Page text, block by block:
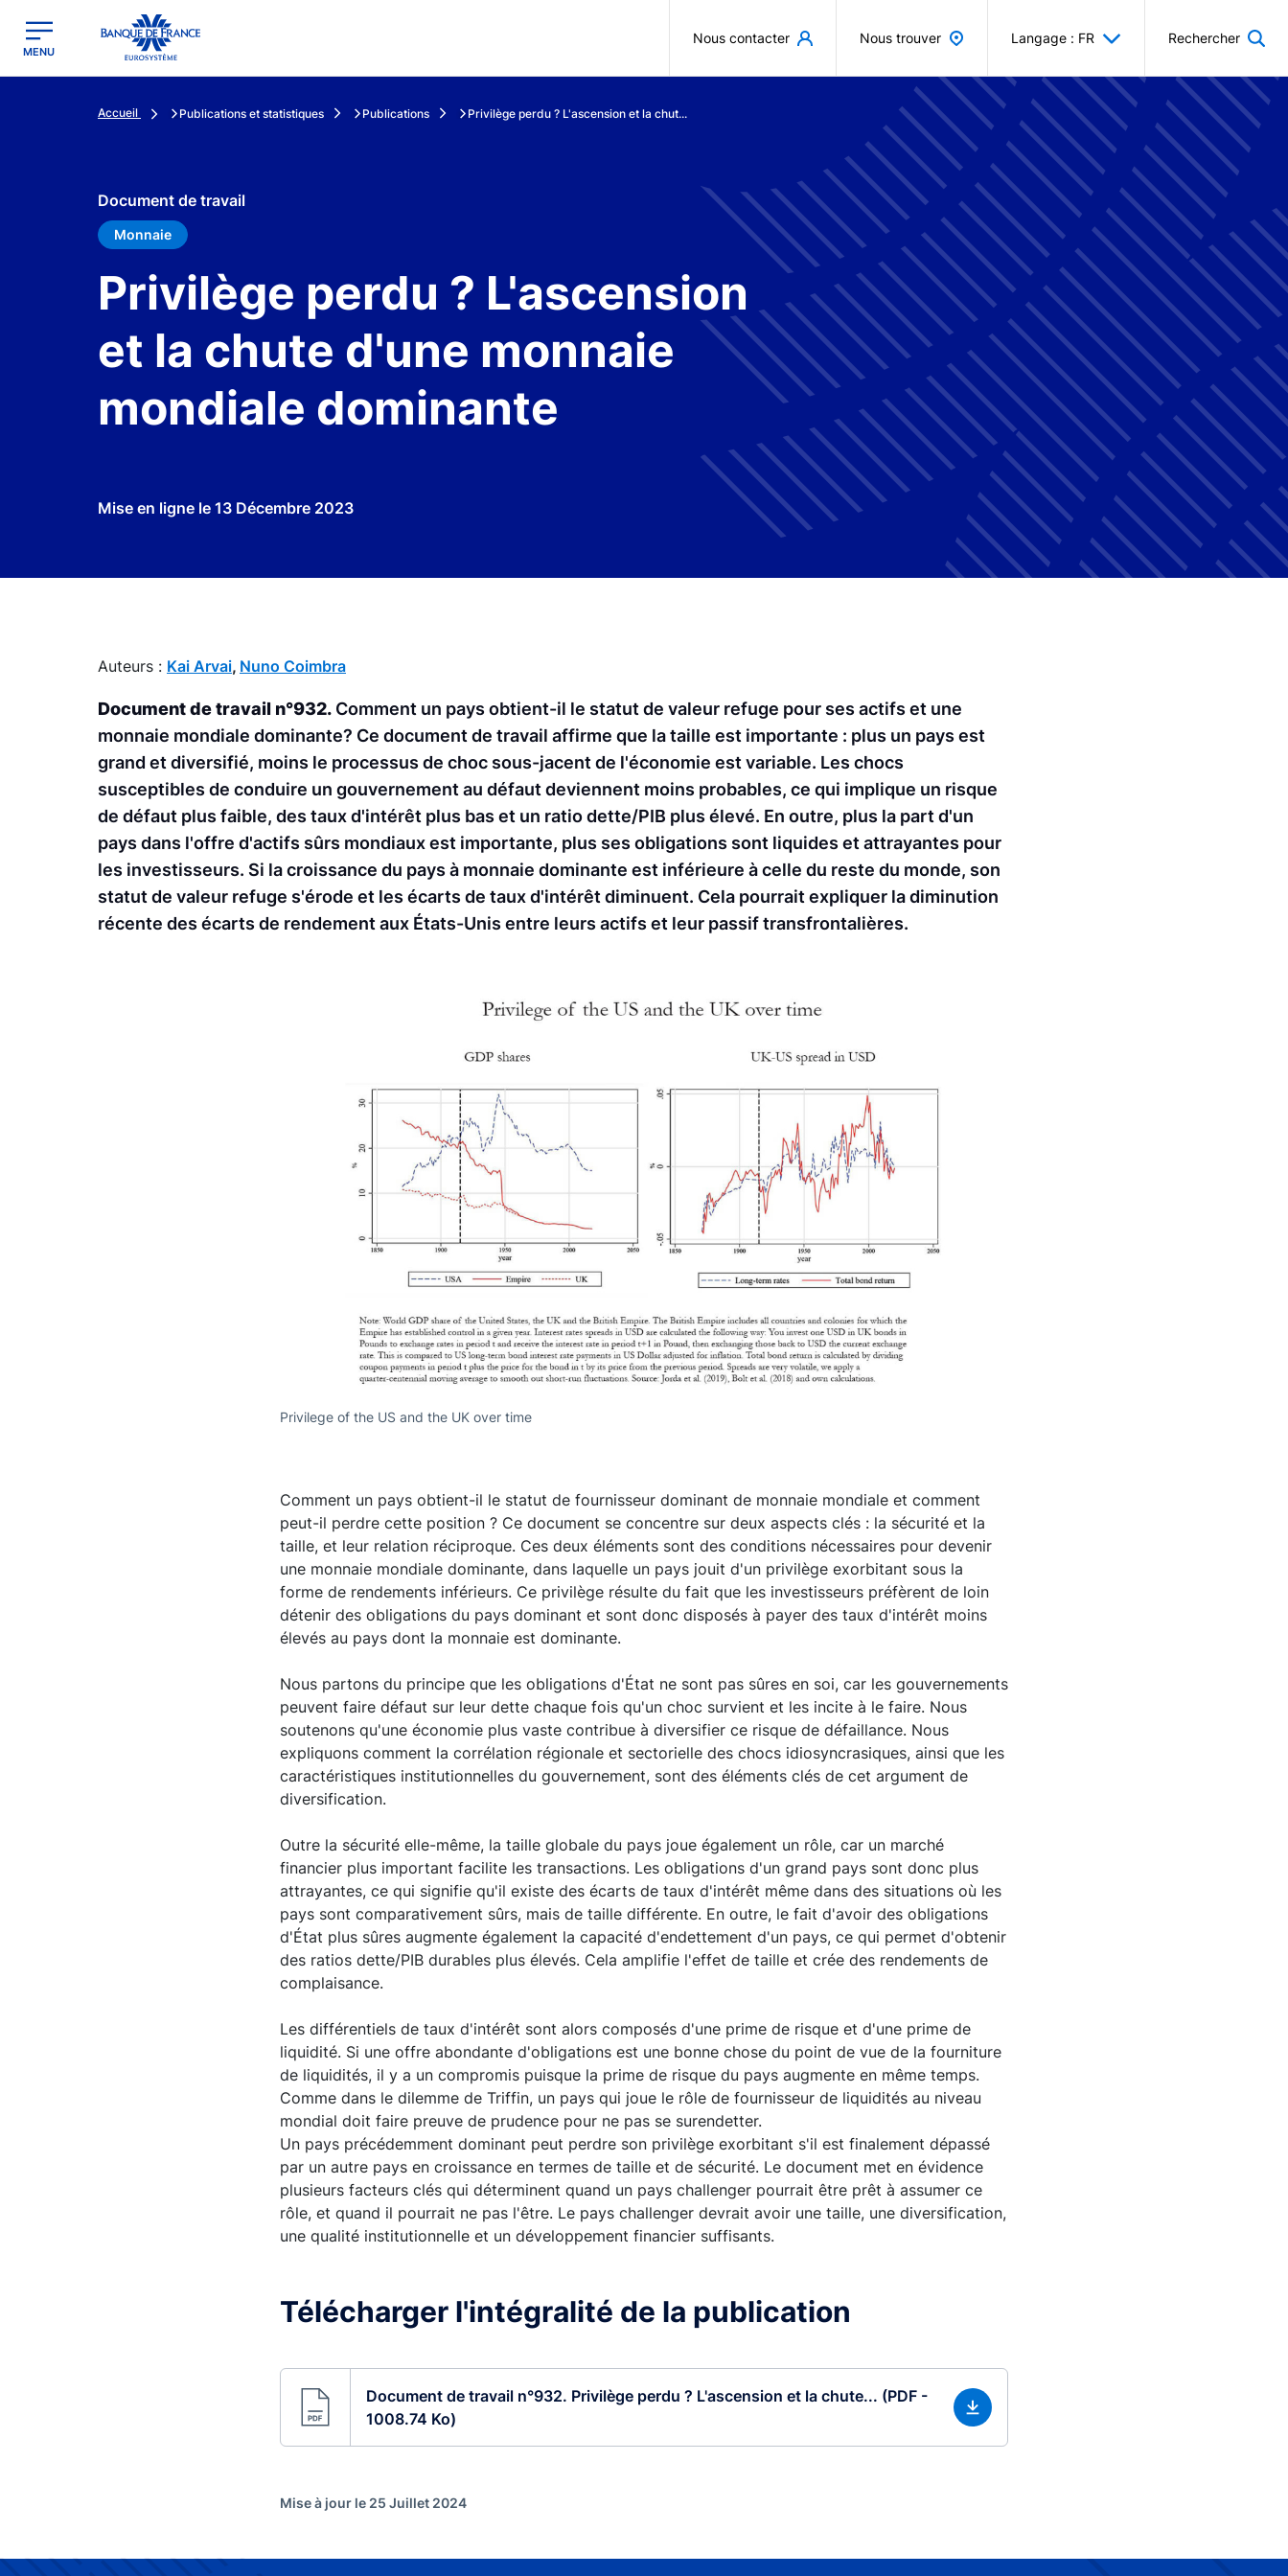
Banque de France - Menu Principal
MENU
Nous contacter Nous trouver Langage : FR Rechercher
Accueil Publications et statistiques Publications Privilège perdu ? L'ascension et la chut...
Document de travail
Monnaie
Privilège perdu ? L'ascension
et la chute d'une monnaie
mondiale dominante
Mise en ligne le 13 Décembre 2023
Auteurs : Kai Arvai, Nuno Coimbra
Document de travail n°932. Comment un pays obtient-il le statut de valeur refuge pour ses actifs et une
monnaie mondiale dominante? Ce document de travail affirme que la taille est importante : plus un pays est
grand et diversifié, moins le processus de choc sous-jacent de l'économie est variable. Les chocs
susceptibles de conduire un gouvernement au défaut deviennent moins probables, ce qui implique un risque
de défaut plus faible, des taux d'intérêt plus bas et un ratio dette/PIB plus élevé. En outre, plus la part d'un
pays dans l'offre d'actifs sûrs mondiaux est importante, plus ses obligations sont liquides et attrayantes pour
les investisseurs. Si la croissance du pays à monnaie dominante est inférieure à celle du reste du monde, son
statut de valeur refuge s'érode et les écarts de taux d'intérêt diminuent. Cela pourrait expliquer la diminution
récente des écarts de rendement aux États-Unis entre leurs actifs et leur passif transfrontalières.
Privilege of the US and the UK over time
Comment un pays obtient-il le statut de fournisseur dominant de monnaie mondiale et comment
peut-il perdre cette position ? Ce document se concentre sur deux aspects clés : la sécurité et la
taille, et leur relation réciproque. Ces deux éléments sont des conditions nécessaires pour devenir
une monnaie mondiale dominante, dans laquelle un pays jouit d'un privilège exorbitant sous la
forme de rendements inférieurs. Ce privilège résulte du fait que les investisseurs préfèrent de loin
détenir des obligations du pays dominant et sont donc disposés à payer des taux d'intérêt moins
élevés au pays dont la monnaie est dominante.
Nous partons du principe que les obligations d'État ne sont pas sûres en soi, car les gouvernements
peuvent faire défaut sur leur dette chaque fois qu'un choc survient et les incite à le faire. Nous
soutenons qu'une économie plus vaste contribue à diversifier ce risque de défaillance. Nous
expliquons comment la corrélation régionale et sectorielle des chocs idiosyncrasiques, ainsi que les
caractéristiques institutionnelles du gouvernement, sont des éléments clés de cet argument de
diversification.
Outre la sécurité elle-même, la taille globale du pays joue également un rôle, car un marché
financier plus important facilite les transactions. Les obligations d'un grand pays sont donc plus
attrayantes, ce qui signifie qu'il existe des écarts de taux d'intérêt même dans des situations où les
pays sont comparativement sûrs, mais de taille différente. En outre, le fait d'avoir des obligations
d'État plus sûres augmente également la capacité d'endettement d'un pays, ce qui permet d'obtenir
des ratios dette/PIB durables plus élevés. Cela amplifie l'effet de taille et crée des rendements de
complaisance.
Les différentiels de taux d'intérêt sont alors composés d'une prime de risque et d'une prime de
liquidité. Si une offre abondante d'obligations est une bonne chose du point de vue de la fourniture
de liquidités, il y a un compromis puisque la prime de risque du pays augmente en même temps.
Comme dans le dilemme de Triffin, un pays qui joue le rôle de fournisseur de liquidités au niveau
mondial doit faire preuve de prudence pour ne pas se surendetter.
Un pays précédemment dominant peut perdre son privilège exorbitant s'il est finalement dépassé
par un autre pays en croissance en termes de taille et de sécurité. Le document met en évidence
plusieurs facteurs clés qui déterminent quand un pays challenger pourrait être prêt à assumer ce
rôle, et quand il pourrait ne pas l'être. Le pays challenger devrait avoir une taille, une diversification,
une qualité institutionnelle et un développement financier suffisants.
Télécharger l'intégralité de la publication
Document de travail n°932. Privilège perdu ? L'ascension et la chute... (PDF -
1008.74 Ko)
Mise à jour le 25 Juillet 2024